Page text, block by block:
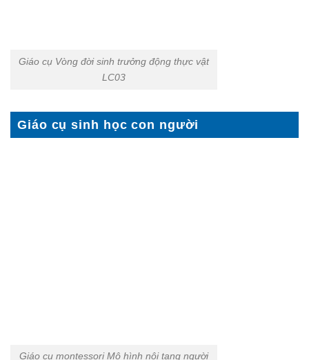
Giáo cụ Vòng đời sinh trưởng động thực vật
LC03
Giáo cụ sinh học con người
Giáo cụ montessori Mô hình nội tạng người